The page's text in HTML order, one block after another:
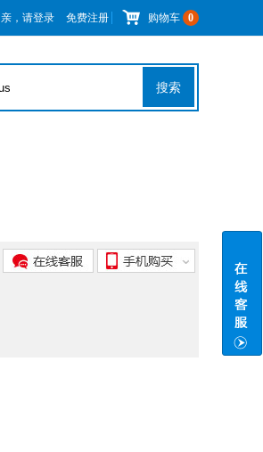
亲，请登录 免费注册 购物车 0
搜索